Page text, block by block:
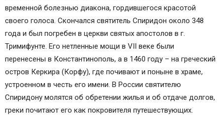
временной болезнью диакона, гордившегося красотой
своего голоса. Скончался святитель Спиридон около 348
года и был погребен в церкви святых апостолов в г.
Тримифунте. Его нетленные мощи в VII веке были
перенесены в Константинополь, а в 1460 году – на греческий
остров Керкира (Корфу), где почивают и поныне в храме,
устроенном в честь его имени. В России святителю
Спиридону молятся об обретении жилья и об отдаче долгов,
греки почитают его как покровителя путешествующих.